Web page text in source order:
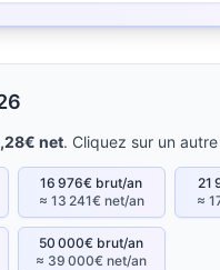
net. Cliquez sur un
16 976€ brut/an
≈ 13 241€ net/an
21
≈
50 000€ brut/an
≈ 39 000€ net/an